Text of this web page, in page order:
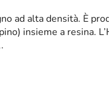
ad alta densità. È
insieme a resina.